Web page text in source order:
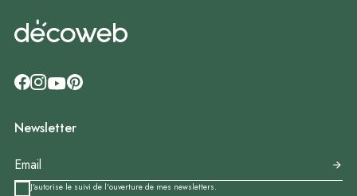
Newsletter
J'autorise le suivi de l'ouverture de mes newsletters.